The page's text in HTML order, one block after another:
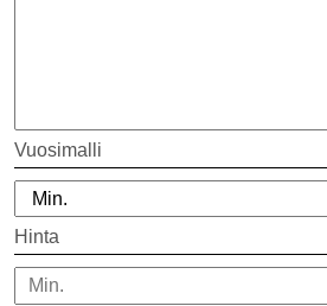
Vuosimalli
Hinta